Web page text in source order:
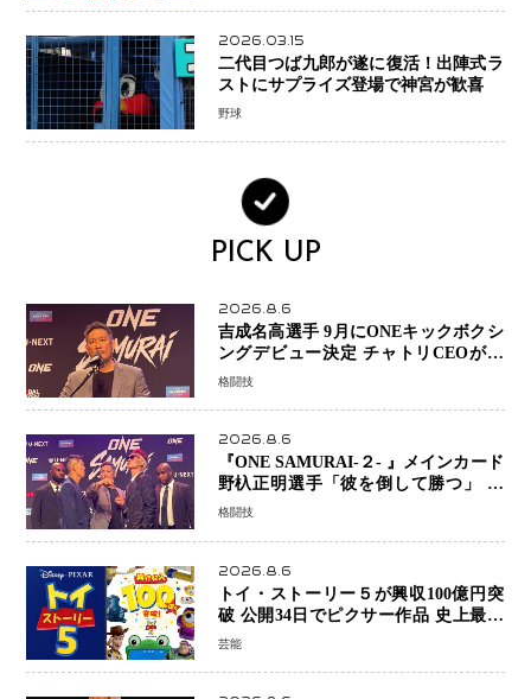
2026.03.15
二代目つば九郎が遂に復活！出陣式ラ
ストにサプライズ登場で神宮が歓喜
野球
PICK UP
2026.8.6
吉成名高選手 9月にONEキックボクシ
ングデビュー決定 チャトリCEOがサ
プライズ発表 2カ月連続参戦へ
格闘技
2026.8.6
『ONE SAMURAI-２- 』メインカード
野杁正明選手「彼を倒して勝つ」 リ
ウ・メンヤンとの因縁に決着へ 再起
初戦
格闘技
2026.8.6
トイ・ストーリー５が興収100億円突
破 公開34日でピクサー作品 史上最速
日本歴代シリーズ最高更新も目前
芸能